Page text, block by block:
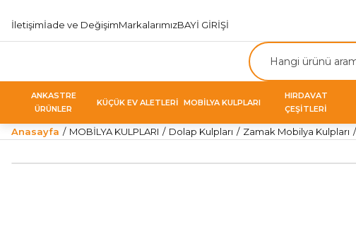
İletişimİade ve DeğişimMarkalarımızBAYİ GİRİŞİ
ANKASTRE
ÜRÜNLER
KÜÇÜK EV ALETLERİ MOBİLYA KULPLARI
HIRDAVAT
ÇEŞİTLERİ
Anasayfa MOBİLYA KULPLARI Dolap Kulpları Zamak Mobilya Kulpları